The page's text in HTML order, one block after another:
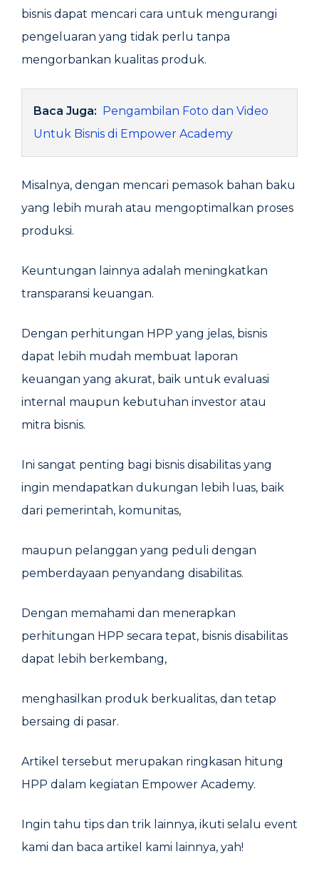
bisnis dapat mencari cara untuk mengurangi
pengeluaran yang tidak perlu tanpa
mengorbankan kualitas produk.
Baca Juga: Pengambilan Foto dan Video
Untuk Bisnis di Empower Academy
Misalnya, dengan mencari pemasok bahan baku
yang lebih murah atau mengoptimalkan proses
produksi.
Keuntungan lainnya adalah meningkatkan
transparansi keuangan.
Dengan perhitungan HPP yang jelas, bisnis
dapat lebih mudah membuat laporan
keuangan yang akurat, baik untuk evaluasi
internal maupun kebutuhan investor atau
mitra bisnis.
Ini sangat penting bagi bisnis disabilitas yang
ingin mendapatkan dukungan lebih luas, baik
dari pemerintah, komunitas,
maupun pelanggan yang peduli dengan
pemberdayaan penyandang disabilitas.
Dengan memahami dan menerapkan
perhitungan HPP secara tepat, bisnis disabilitas
dapat lebih berkembang,
menghasilkan produk berkualitas, dan tetap
bersaing di pasar.
Artikel tersebut merupakan ringkasan hitung
HPP dalam kegiatan Empower Academy.
Ingin tahu tips dan trik lainnya, ikuti selalu event
kami dan baca artikel kami lainnya, yah!